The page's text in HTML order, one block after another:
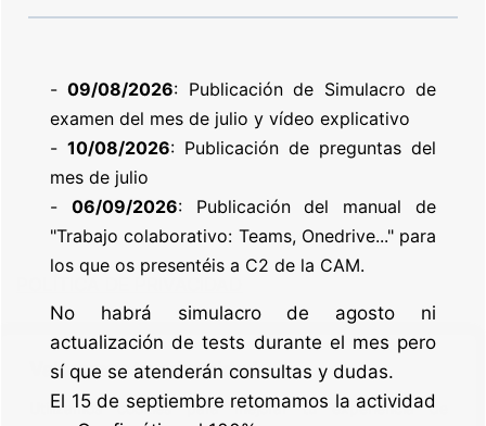
Valoramos tu privacidad
Utilizamos cookies para mejorar tu experiencia de
POLÍTICA DE COOKIES
AVISO LEGAL Y CONDICIONES DE USO
-09/08/2026: Publicación de Simulacro de
examen del mes de julio y vídeo explicativo
- 10/08/2026: Publicación de preguntas del
mes de julio
- 06/09/2026: Publicación del manual de
"Trabajo colaborativo: Teams, Onedrive..." para
los que os presentéis a C2 de la CAM.
No habrá simulacro de agosto ni
actualización de tests durante el mes pero
sí que se atenderán consultas y dudas.
El 15 de septiembre retomamos la actividad